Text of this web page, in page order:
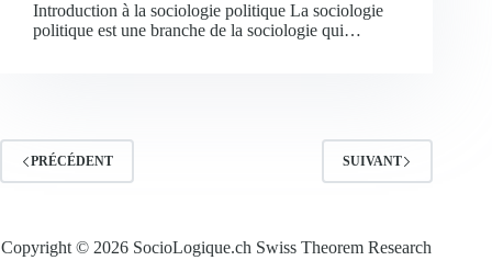
Introduction à la sociologie politique La sociologie
politique est une branche de la sociologie qui…
PRÉCÉDENT SUIVANT
Copyright © 2026 SocioLogique.ch Swiss Theorem Research